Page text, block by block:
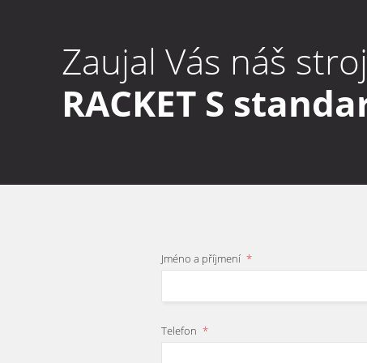
Spotřeba vzduchu (pouze s uzavíráním konce šneku) při výkonu 60
Šneky jsou vždy navrženy dle typu produktu a jeho množství.
Zaujal Vás náš stroj
RACKET S
Jméno a příjmení *
Telefon *